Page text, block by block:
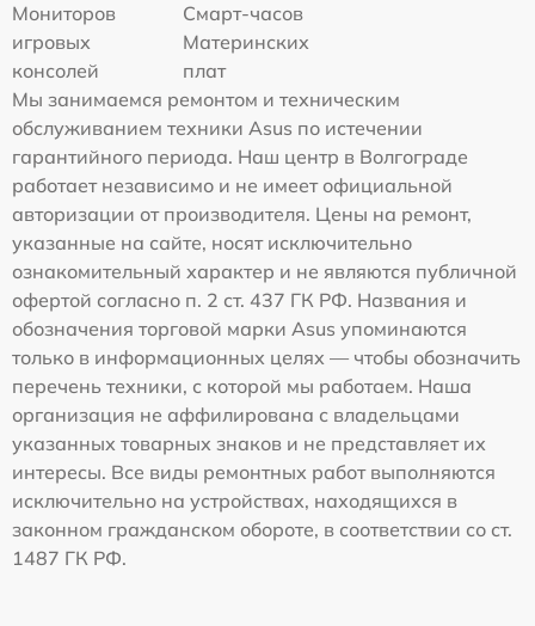
Мониторов
Смарт-часов
игровых
консолей
Материнских
плат
Мы занимаемся ремонтом и техническим
обслуживанием техники Asus по истечении
гарантийного периода. Наш центр в Волгограде
работает независимо и не имеет официальной
авторизации от производителя. Цены на ремонт,
указанные на сайте, носят исключительно
ознакомительный характер и не являются публичной
офертой согласно п. 2 ст. 437 ГК РФ. Названия и
обозначения торговой марки Asus упоминаются
только в информационных целях — чтобы обозначить
перечень техники, с которой мы работаем. Наша
организация не аффилирована с владельцами
указанных товарных знаков и не представляет их
интересы. Все виды ремонтных работ выполняются
исключительно на устройствах, находящихся в
законном гражданском обороте, в соответствии со ст.
1487 ГК РФ.